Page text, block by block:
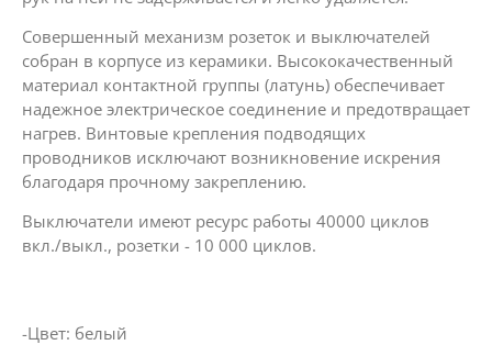
Совершенный механизм розеток и выключателей
собран в корпусе из керамики. Высококачественный
материал контактной группы (латунь) обеспечивает
надежное электрическое соединение и предотвращает
нагрев. Винтовые крепления подводящих
проводников исключают возникновение искрения
благодаря прочному закреплению.
Выключатели имеют ресурс работы 40000 циклов
вкл./выкл., розетки - 10 000 циклов.
-Цвет: белый